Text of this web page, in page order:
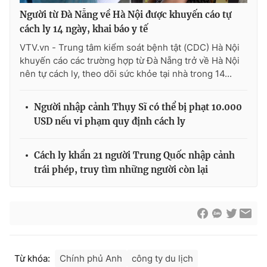
THỜI BÁO VTV
Theo dõi báo trên
Cơ quan chủ quản:
Đài Truyền hình Việt Nam
Cơ quan báo chí: Thời báo VTV
Tổng đài VTV:024.38 355 931 - 024.38 355 932
Người từ Đà Nẵng về Hà Nội được khuyến cáo tự
cách ly 14 ngày, khai báo y tế
VTV.vn - Trung tâm kiểm soát bệnh tật (CDC) Hà Nội
khuyến cáo các trường hợp từ Đà Nẵng trở về Hà Nội
nên tự cách ly, theo dõi sức khỏe tại nhà trong 14...
Người nhập cảnh Thụy Sĩ có thể bị phạt 10.000
USD nếu vi phạm quy định cách ly
Cách ly khẩn 21 người Trung Quốc nhập cảnh
trái phép, truy tìm những người còn lại
Từ khóa: Chính phủ Anh
công ty du lịch